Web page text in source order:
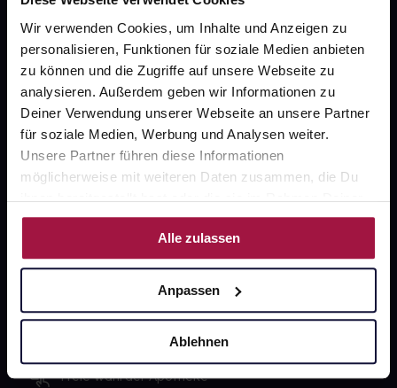
Wir verwenden Cookies, um Inhalte und Anzeigen zu
personalisieren, Funktionen für soziale Medien anbieten
zu können und die Zugriffe auf unsere Webseite zu
analysieren. Außerdem geben wir Informationen zu
Deiner Verwendung unserer Webseite an unsere Partner
für soziale Medien, Werbung und Analysen weiter.
Unsere Partner führen diese Informationen
möglicherweise mit weiteren Daten zusammen, die Du
ihnen bereitgestellt hast oder die sie im Rahmen Deiner
Nutzung der Dienste gesammelt haben.
Alle zulassen
Anpassen
Ablehnen
gesund-versorger.de
Sanitätshäuser
Datenschutz
Impressum
Ausgewählte Wunschprodukte sofort abholbereit
Lieferung für sofort verfügbare Artikel meist am
selben Tag möglich
Freie Wahl der Apotheke